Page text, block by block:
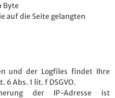
Byte
auf die Seite gelangten
und der Logfiles findet Ihre
Abs. 1 lit. f DSGVO.
der IP-Adresse ist